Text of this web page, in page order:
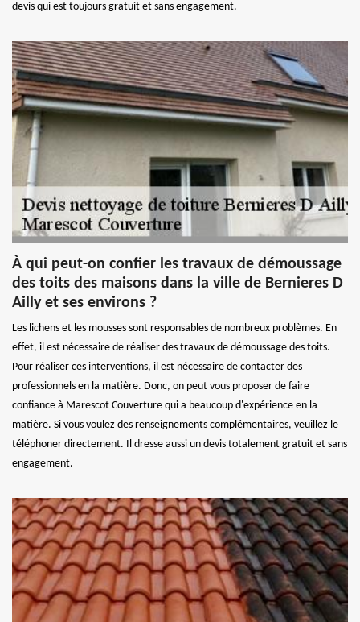
devis qui est toujours gratuit et sans engagement.
À qui peut-on confier les travaux de démoussage
des toits des maisons dans la ville de Bernieres D
Ailly et ses environs ?
Les lichens et les mousses sont responsables de nombreux problèmes. En
effet, il est nécessaire de réaliser des travaux de démoussage des toits.
Pour réaliser ces interventions, il est nécessaire de contacter des
professionnels en la matière. Donc, on peut vous proposer de faire
confiance à Marescot Couverture qui a beaucoup d'expérience en la
matière. Si vous voulez des renseignements complémentaires, veuillez le
téléphoner directement. Il dresse aussi un devis totalement gratuit et sans
engagement.